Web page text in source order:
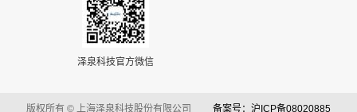
泽泉科技官方微信
版权所有 © 上海泽泉科技股份有限公司 备案号：沪ICP备08020885